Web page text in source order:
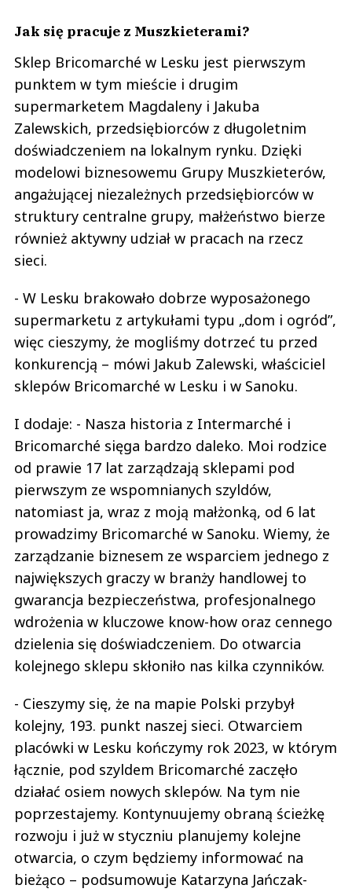
Jak się pracuje z Muszkieterami?
Sklep Bricomarché w Lesku jest pierwszym
punktem w tym mieście i drugim
supermarketem Magdaleny i Jakuba
Zalewskich, przedsiębiorców z długoletnim
doświadczeniem na lokalnym rynku. Dzięki
modelowi biznesowemu Grupy Muszkieterów,
angażującej niezależnych przedsiębiorców w
struktury centralne grupy, małżeństwo bierze
również aktywny udział w pracach na rzecz
sieci.
- W Lesku brakowało dobrze wyposażonego
supermarketu z artykułami typu „dom i ogród”,
więc cieszymy, że mogliśmy dotrzeć tu przed
konkurencją – mówi Jakub Zalewski, właściciel
sklepów Bricomarché w Lesku i w Sanoku.
I dodaje: - Nasza historia z Intermarché i
Bricomarché sięga bardzo daleko. Moi rodzice
od prawie 17 lat zarządzają sklepami pod
pierwszym ze wspomnianych szyldów,
natomiast ja, wraz z moją małżonką, od 6 lat
prowadzimy Bricomarché w Sanoku. Wiemy, że
zarządzanie biznesem ze wsparciem jednego z
największych graczy w branży handlowej to
gwarancja bezpieczeństwa, profesjonalnego
wdrożenia w kluczowe know-how oraz cennego
dzielenia się doświadczeniem. Do otwarcia
kolejnego sklepu skłoniło nas kilka czynników.
- Cieszymy się, że na mapie Polski przybył
kolejny, 193. punkt naszej sieci. Otwarciem
placówki w Lesku kończymy rok 2023, w którym
łącznie, pod szyldem Bricomarché zaczęło
działać osiem nowych sklepów. Na tym nie
poprzestajemy. Kontynuujemy obraną ścieżkę
rozwoju i już w styczniu planujemy kolejne
otwarcia, o czym będziemy informować na
bieżąco – podsumowuje Katarzyna Jańczak-